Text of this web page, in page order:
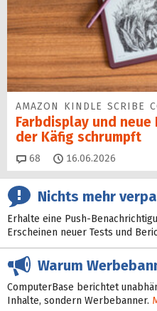
AMAZON KINDLE SCRIBE
Farbdisplay und
der Käfig schrumpft
68 Kommentare
16.06.2026
Nichts mehr
Erhalte eine Push-
Erscheinen neuer Tests und
Warum
ComputerBase berichtet
Inhalte, sondern Werbebanner.